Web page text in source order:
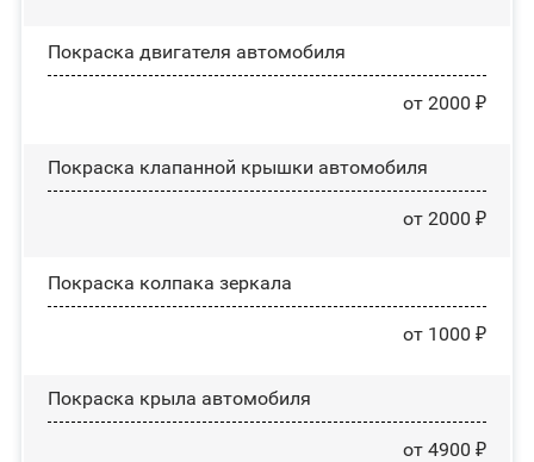
Покраска двигателя автомобиля
от 2000 ₽
Покраска клапанной крышки автомобиля
от 2000 ₽
Покраска колпака зеркала
от 1000 ₽
Покраска крыла автомобиля
от 4900 ₽